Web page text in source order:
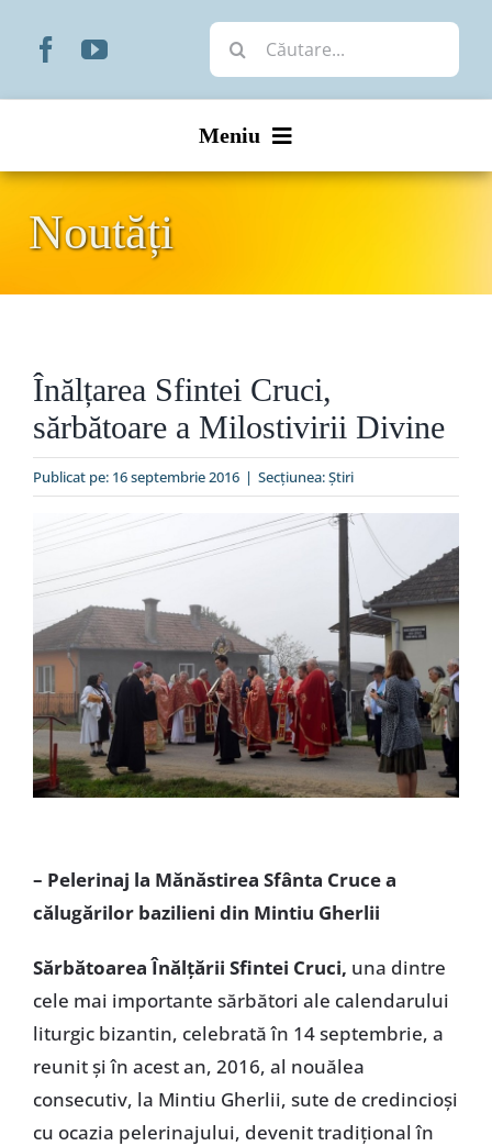
Cautare...
Meniu
Organizare
Liturgic
Special
Noutăți
Înălțarea Sfintei Cruci,
sărbătoare a Milostivirii Divine
Publicat pe: 16 septembrie 2016 | Secțiunea:Ştiri
– Pelerinaj la Mănăstirea Sfânta Cruce a
călugărilor bazilieni din Mintiu Gherlii
Sărbătoarea Înălțării Sfintei Cruci, una dintre
cele mai importante sărbători ale calendarului
liturgic bizantin, celebrată în 14 septembrie, a
reunit și în acest an, 2016, al nouălea
consecutiv, la Mintiu Gherlii, sute de credincioși
cu ocazia pelerinajului, devenit tradițional în